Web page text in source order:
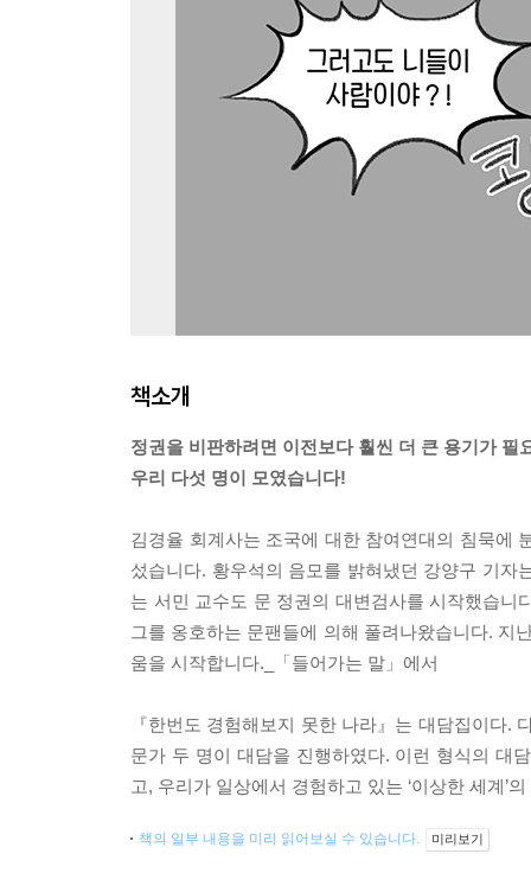
책소개
정권을 비판하려면 이전보다 훨씬 더 큰 용기가 필
우리 다섯 명이 모였습니다!
김경율 회계사는 조국에 대한 참여연대의 침묵에
섰습니다. 황우석의 음모를 밝혀냈던 강양구 기
는 서민 교수도 문 정권의 대변검사를 시작했습
그를 옹호하는 문팬들에 의해 풀려나왔습니다. 지
움을 시작합니다._「들어가는 말」에서
『한번도 경험해보지 못한 나라』는 대담집이다.
문가 두 명이 대담을 진행하였다. 이런 형식의 대
고, 우리가 일상에서 경험하고 있는 ‘이상한 세계’
책의 일부 내용을 미리 읽어보실 수 있습니다. 미리보기